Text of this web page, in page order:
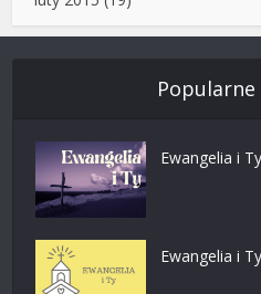
Popularne
Ewangelia i
Ewangelia i